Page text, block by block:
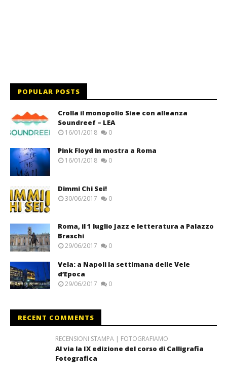
POPULAR POSTS
Crolla il monopolio Siae con alleanza
Soundreef – LEA
16/01/2018 0
Pink Floyd in mostra a Roma
16/01/2018 0
Dimmi Chi Sei!
30/06/2017 0
Roma, il 1 luglio Jazz e letteratura a Palazzo
Braschi
29/06/2017 0
Vela: a Napoli la settimana delle Vele
d’Epoca
29/06/2017 0
RECENT COMMENTS
RECENSIONI STAMPA | FOTOGRAFIAMO
Al via la IX edizione del corso di Calligrafia
Fotografica